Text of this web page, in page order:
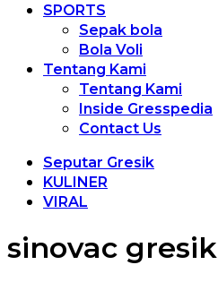
SPORTS
Sepak bola
Bola Voli
Tentang Kami
Tentang Kami
Inside Gresspedia
Contact Us
Seputar Gresik
KULINER
VIRAL
sinovac gresik